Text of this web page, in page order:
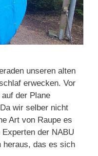
unseren alten
erwecken. Vor
der Plane
wir selber nicht
Art von Raupe es
der NABU
heraus, das es sich